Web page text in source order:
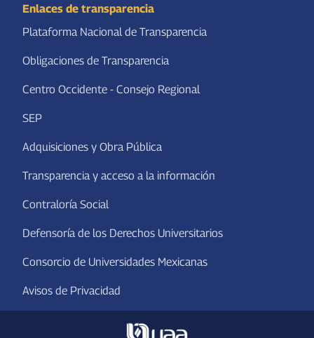
Enlaces de transparencia
Plataforma Nacional de Transparencia
Obligaciones de Transparencia
Centro Occidente - Consejo Regional
SEP
Adquisiciones y Obra Pública
Transparencia y acceso a la información
Contraloría Social
Defensoría de los Derechos Universitarios
Consorcio de Universidades Mexicanas
Avisos de Privacidad